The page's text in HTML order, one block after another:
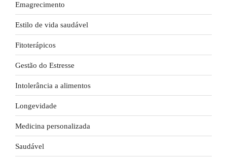
Emagrecimento
Estilo de vida saudável
Fitoterápicos
Gestão do Estresse
Intolerância a alimentos
Longevidade
Medicina personalizada
Saudável